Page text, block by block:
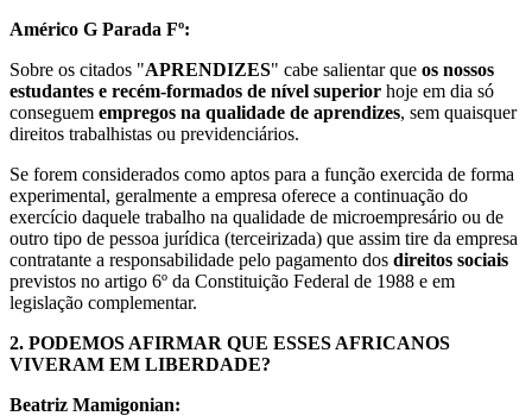
Américo G Parada Fº:
Sobre os citados "APRENDIZES" cabe salientar que os nossos
estudantes e recém-formados de nível superior hoje em dia só
conseguem empregos na qualidade de aprendizes, sem quaisquer
direitos trabalhistas ou previdenciários.
Se forem considerados como aptos para a função exercida de forma
experimental, geralmente a empresa oferece a continuação do
exercício daquele trabalho na qualidade de microempresário ou de
outro tipo de pessoa jurídica (terceirizada) que assim tire da empresa
contratante a responsabilidade pelo pagamento dos direitos sociais
previstos no artigo 6º da Constituição Federal de 1988 e em
legislação complementar.
2. PODEMOS AFIRMAR QUE ESSES AFRICANOS
VIVERAM EM LIBERDADE?
Beatriz Mamigonian: